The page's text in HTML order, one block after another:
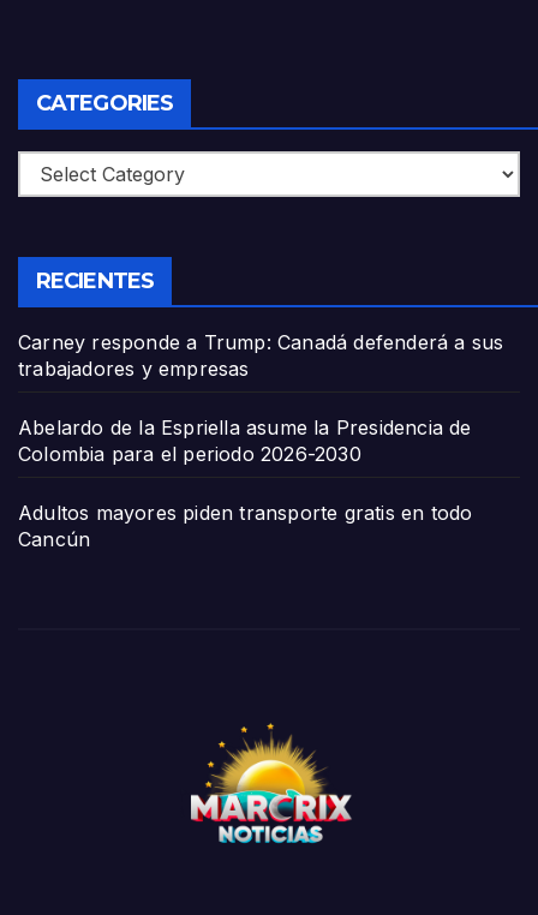
CATEGORIES
Categories
RECIENTES
Carney responde a Trump: Canadá defenderá a sus
trabajadores y empresas
Abelardo de la Espriella asume la Presidencia de
Colombia para el periodo 2026-2030
Adultos mayores piden transporte gratis en todo
Cancún